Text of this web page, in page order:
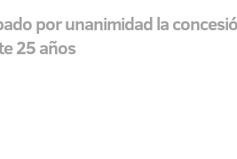
por unanimidad la
25 años